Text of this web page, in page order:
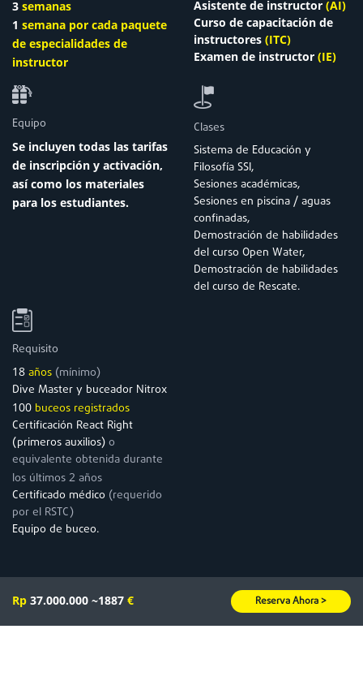
3 semanas
1 semana por cada paquete
de especialidades de
instructor
Asistente de instructor (AI)
Curso de capacitación de
instructores (ITC)
Examen de instructor (IE)
Equipo
Se incluyen todas las tarifas
de inscripción y activación,
así como los materiales
para los estudiantes.
Clases
Sistema de Educación y
Filosofía SSI,
Sesiones académicas,
Sesiones en piscina / aguas
confinadas,
Demostración de habilidades
del curso Open Water,
Demostración de habilidades
del curso de Rescate.
Requisito
18 años (mínimo)
Dive Master y buceador Nitrox
100 buceos registrados
Certificación React Right
(primeros auxilios)o
equivalente obtenida durante
los últimos 2 años
Certificado médico (requerido
por el RSTC)
Equipo de buceo.
Rp 37.000.000 ~1887 € Reserva Ahora >